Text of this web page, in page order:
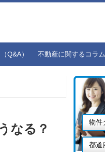
Q&A） 不動産に関するコラム
なる？